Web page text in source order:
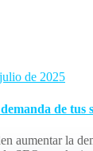
de 2025
de tus
aumentar la